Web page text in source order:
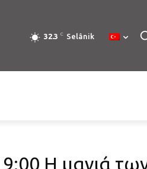
32.3 C Selânik
Η μαγιά